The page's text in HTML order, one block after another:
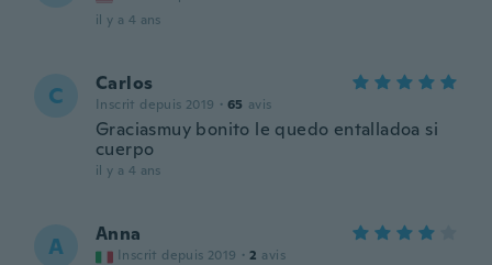
il y a 4 ans
C Carlos
Inscrit depuis 2019 · 65 avis
Graciasmuy bonito le quedo entalladoa si
cuerpo
il y a 4 ans
A Anna
Inscrit depuis 2019 · 2 avis